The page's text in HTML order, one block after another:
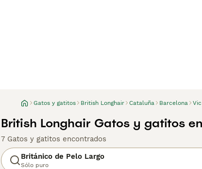
Gatos y gatitos British Longhair Cataluña Barcelona Vic
British Longhair Gatos y gatitos
7 Gatos y gatitos encontrados
Británico de Pelo Largo
Sólo puro